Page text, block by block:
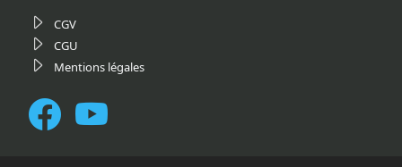
CGV
CGU
Mentions légales